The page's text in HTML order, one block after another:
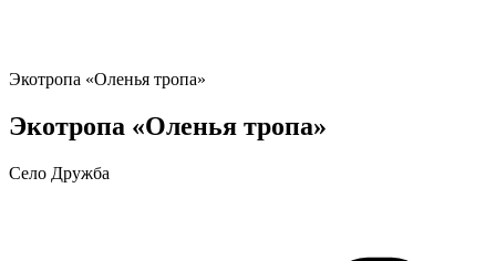
Экотропа «Оленья тропа»
Экотропа «Оленья тропа»
Село Дружба